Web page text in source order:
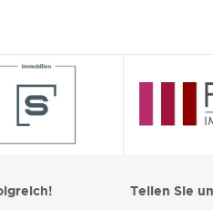
Teilen Sie